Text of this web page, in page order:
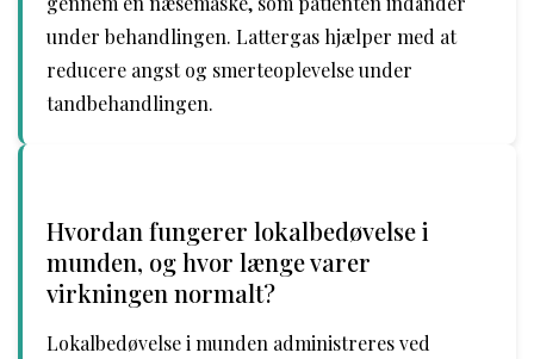
under behandlingen. Lattergas hjælper med at
reducere angst og smerteoplevelse under
tandbehandlingen.
Hvordan fungerer lokalbedøvelse i
munden, og hvor længe varer
virkningen normalt?
Lokalbedøvelse i munden administreres ved